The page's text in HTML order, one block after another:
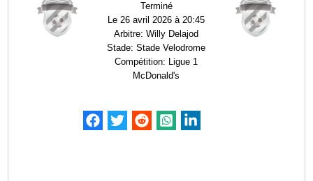
Terminé
Le26 avril 2026 à 20:45
Arbitre:Willy Delajod
Stade:Stade Velodrome
Compétition: Ligue 1
McDonald's